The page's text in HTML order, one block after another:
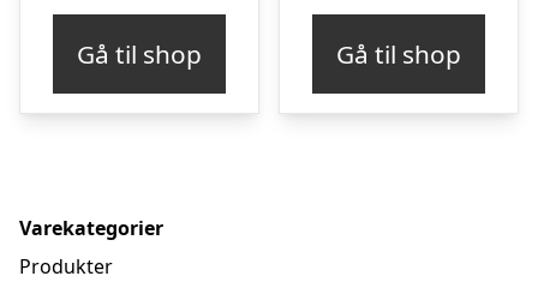
Gå til shop Gå til shop
Varekategorier
Produkter